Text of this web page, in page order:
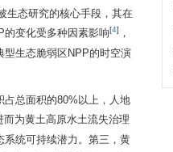
生态研究的核心手段，其在
的变化受多种因素影响[4] ，
型生态脆弱区NPP的时空演
占总面积的80%以上，人地
为黄土高原水土流失治理
系统可持续潜力。第三，黄